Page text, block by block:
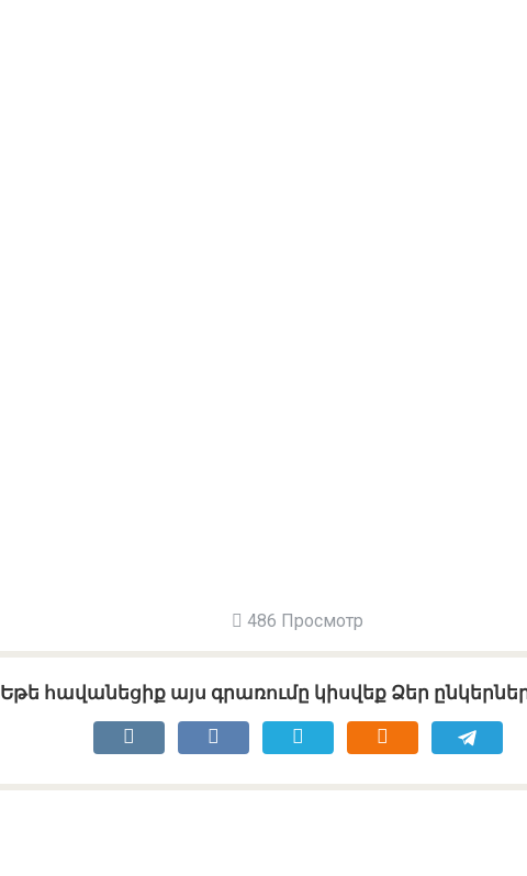
486 Просмотр
Եթե հավանեցիք այս գրառումը կիսվեք Ձեր